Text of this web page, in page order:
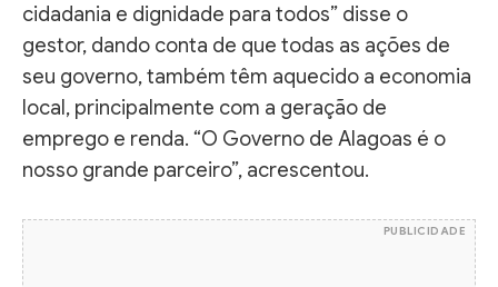
cidadania e dignidade para todos” disse o
gestor, dando conta de que todas as ações de
seu governo, também têm aquecido a economia
local, principalmente com a geração de
emprego e renda. “O Governo de Alagoas é o
nosso grande parceiro”, acrescentou.
PUBLICIDADE